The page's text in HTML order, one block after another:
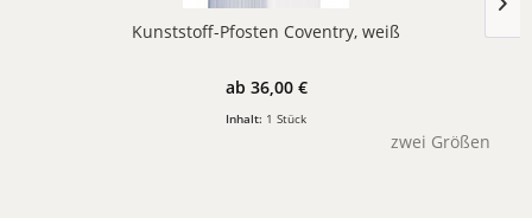
Kunststoff-Pfosten Coventry, weiß
ab 36,00 €
Inhalt: 1 Stück
zwei Größen